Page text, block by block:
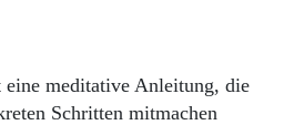
meditative Anleitung, die
Schritten mitmachen